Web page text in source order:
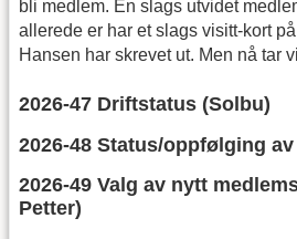
bli medlem. En slags utvidet
allerede er har et slags visitt-kort
Hansen har skrevet ut. Men nå tar
2026-47 Driftstatus (Solbu)
2026-48 Status/oppfølging
2026-49 Valg av nytt
Petter)